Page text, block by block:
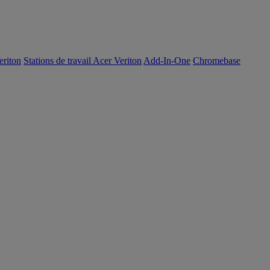
Stations de travail Acer Veriton Add-In-One Chromebase